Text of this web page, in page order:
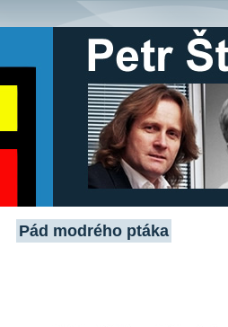
Pád modrého ptáka